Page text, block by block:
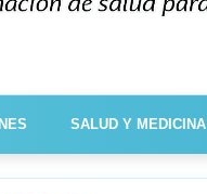
SALUD Y MEDICINA